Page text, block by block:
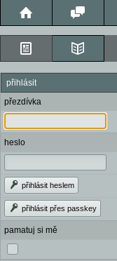
přihlásit
přezdívka
heslo
přihlásit heslem
přihlásit přes passkey
pamatuj si mě